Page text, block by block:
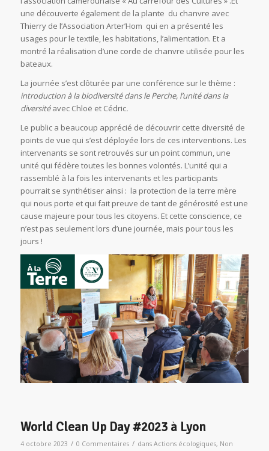
une découverte également de la plante du chanvre avec
Thierry de l’Association Arter’Hom qui en a présenté les
usages pour le textile, les habitations, l’alimentation. Et a
montré la réalisation d’une corde de chanvre utilisée pour les
bateaux.
La journée s’est clôturée par une conférence sur le thème :
introduction à la biodiversité dans le Perche, l’unité dans la
diversitéavec Chloë et Cédric.
Le public a beaucoup apprécié de découvrir cette diversité de
points de vue qui s’est déployée lors de ces interventions. Les
intervenants se sont retrouvés sur un point commun, une
unité qui fédère toutes les bonnes volontés. L’unité qui a
rassemblé à la fois les intervenants et les participants
pourrait se synthétiser ainsi : la protection de la terre mère
qui nous porte et qui fait preuve de tant de générosité est une
cause majeure pour tous les citoyens. Et cette conscience, ce
n’est pas seulement lors d’une journée, mais pour tous les
jours !
World Clean Up Day #2023 à Lyon
4 octobre 2023 / 0 Commentaires / dans Actions écologiques, Non